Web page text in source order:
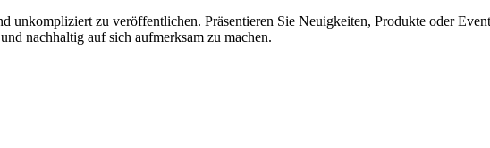
unkompliziert zu veröffentlichen. Präsentieren Sie Neuigkeiten, Produkte oder
nachhaltig auf sich aufmerksam zu machen.